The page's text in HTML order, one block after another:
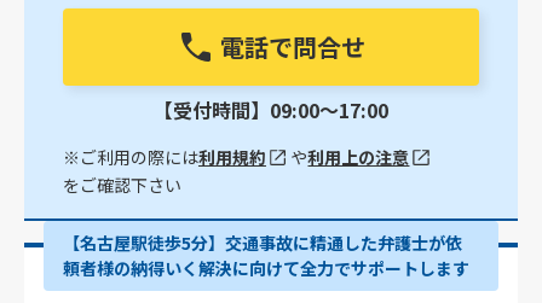
電話で問合せ
【受付時間】09:00〜17:00
※ご利用の際には利用規約 や利用上の注意
をご確認下さい
【名古屋駅徒歩5分】交通事故に精通した弁護士が依
頼者様の納得いく解決に向けて全力でサポートします